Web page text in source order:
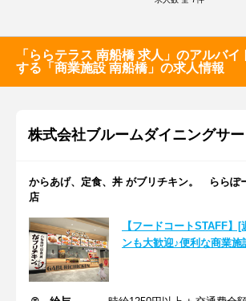
「ららテラス 南船橋 求人」のアルバ
する「商業施設 南船橋」の求人情報
株式会社ブルームダイニングサ
からあげ、定食、丼 がブリチキン。 ららぽ
店
【フードコートSTAFF】
ンも大歓迎♪便利な商業